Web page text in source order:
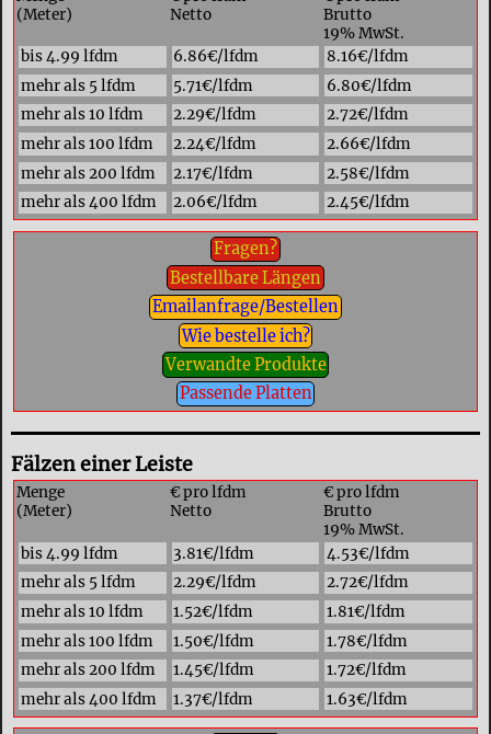
(Meter)
Netto
Brutto
19% MwSt.
bis 4.99 lfdm
6.86€/lfdm
8.16€/lfdm
mehr als 5 lfdm
5.71€/lfdm
6.80€/lfdm
mehr als 10 lfdm
2.29€/lfdm
2.72€/lfdm
mehr als 100 lfdm
2.24€/lfdm
2.66€/lfdm
mehr als 200 lfdm
2.17€/lfdm
2.58€/lfdm
mehr als 400 lfdm
2.06€/lfdm 2.45€/lfdm
Fragen?
Bestellbare Längen
Emailanfrage/Bestellen
Wie bestelle ich?
Verwandte Produkte
Passende Platten
Fälzen einer Leiste
Menge
(Meter)
€ pro lfdm
Netto
€ pro lfdm
Brutto
19% MwSt.
bis 4.99 lfdm
3.81€/lfdm
4.53€/lfdm
mehr als 5 lfdm
2.29€/lfdm
2.72€/lfdm
mehr als 10 lfdm
1.52€/lfdm
1.81€/lfdm
mehr als 100 lfdm
1.50€/lfdm
1.78€/lfdm
mehr als 200 lfdm
1.45€/lfdm
1.72€/lfdm
mehr als 400 lfdm
1.37€/lfdm 1.63€/lfdm